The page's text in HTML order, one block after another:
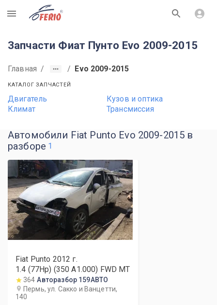
R
Запчасти Фиат Пунто Evo 2009-2015
Главная / / Evo 2009-2015
КАТАЛОГ ЗАПЧАСТЕЙ
Двигатель
Кузов и оптика
Климат
Трансмиссия
Автомобили Fiat Punto Evo 2009-2015 в
разборе 1
Fiat Punto 2012 г.
1.4 (77Hp) (350 A1.000) FWD MT
364 Авторазбор 159АВТО
Пермь, ул. Сакко и Ванцетти,
140